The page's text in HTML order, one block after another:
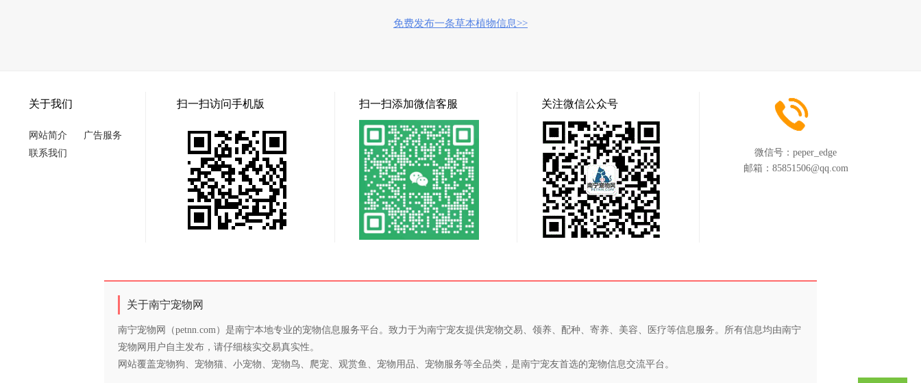
免费发布一条草本植物信息>>
关于我们
网站简介
广告服务
联系我们
扫一扫访问手机版 扫一扫添加微信客服 关注微信公众号
微信号： peper_edge
邮箱： 85851506@qq.com
关于南宁宠物网
南宁宠物网（petnn.com）是南宁本地专业的宠物信息服务平台。致力于为南宁宠友提供宠物交易、领养、配种、寄养、美容、医疗等信息服务。所有信息均由南宁
宠物网用户自主发布，请仔细核实交易真实性。
网站覆盖宠物狗、宠物猫、小宠物、宠物鸟、爬宠、观赏鱼、宠物用品、宠物服务等全品类，是南宁宠友首选的宠物信息交流平台。